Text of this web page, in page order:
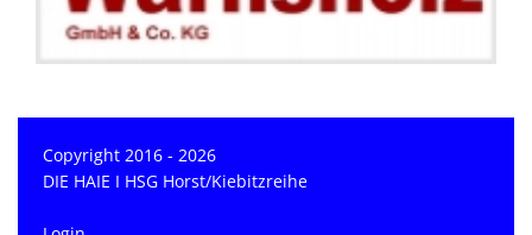
Copyright 2016 - 2026
DIE HAIE I HSG Horst/Kiebitzreihe